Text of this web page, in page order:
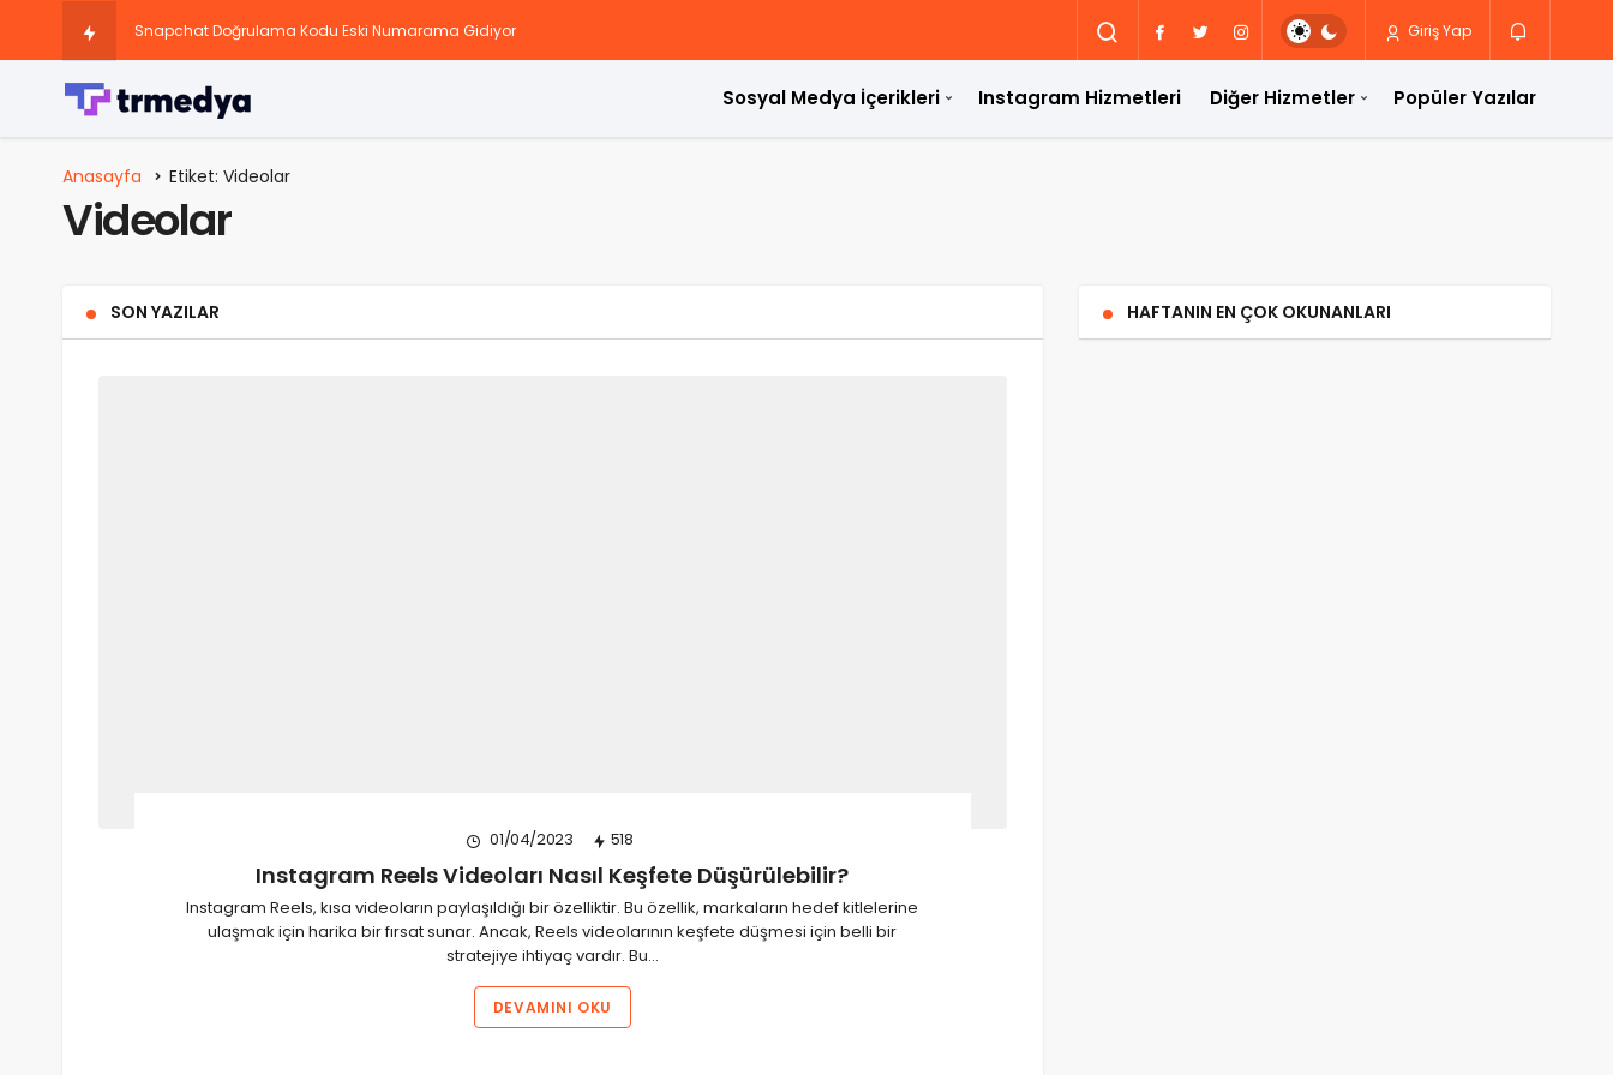
Snapchat Doğrulama Kodu Eski Numarama Gidiyor
Sosyal Medya Hesaplarını Büyüten Paketler
Instagram’da Keşfete Düşme Taktikleri Nedir?
Giriş Yap
Sosyal Medya İçerikleri Instagram Hizmetleri Diğer Hizmetler Popüler Yazılar
Anasayfa Etiket: Videolar
Videolar
SON YAZILAR
01/04/2023 518
Instagram Reels Videoları Nasıl Keşfete Düşürülebilir?
Instagram Reels, kısa videoların paylaşıldığı bir özelliktir. Bu özellik, markaların hedef kitlelerine
ulaşmak için harika bir fırsat sunar. Ancak, Reels videolarının keşfete düşmesi için belli bir
stratejiye ihtiyaç vardır. Bu…
DEVAMINI OKU
HAFTANIN EN ÇOK OKUNANLARI